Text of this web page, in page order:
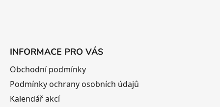
INFORMACE PRO VÁS
Obchodní podmínky
Podmínky ochrany osobních údajů
Kalendář akcí